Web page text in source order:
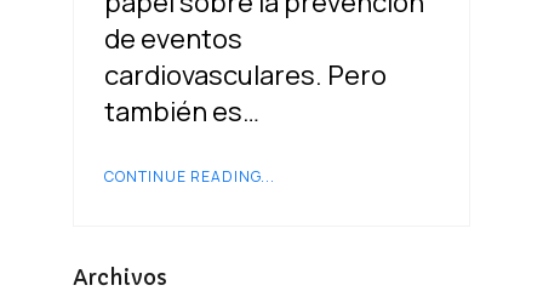
de eventos
cardiovasculares. Pero
también es…
CONTINUE READING...
Archivos